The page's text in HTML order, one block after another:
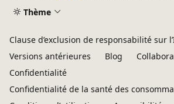
Thème
Clause d’exclusion de responsabilité sur
Versions antérieures
Blog
Confidentialité
Confidentialité de la santé des